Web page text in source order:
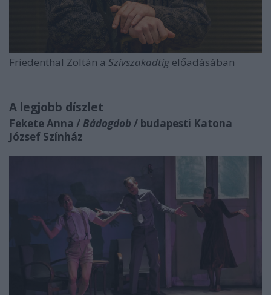
Friedenthal Zoltán a Szívszakadtig előadásában
A legjobb díszlet
Fekete Anna /Bádogdob / budapesti Katona
József Színház